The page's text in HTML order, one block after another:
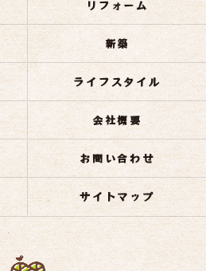
リフォーム
新築
ライフスタイル
会社概要
お問い合わせ
サイトマップ